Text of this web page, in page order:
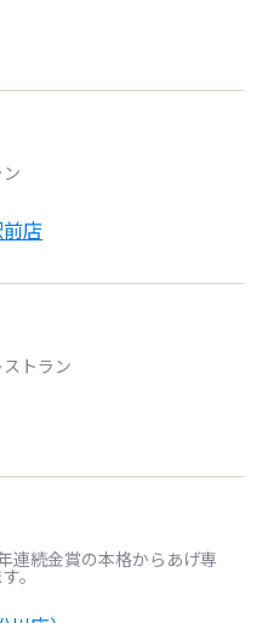
店
トラン
連続金賞の本格からあげ専
。